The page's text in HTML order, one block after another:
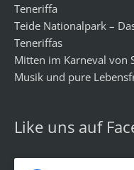
Teneriffa
Teide Nationalpark –
Teneriffas
Mitten im Karneval von
Musik und pure
Like uns auf